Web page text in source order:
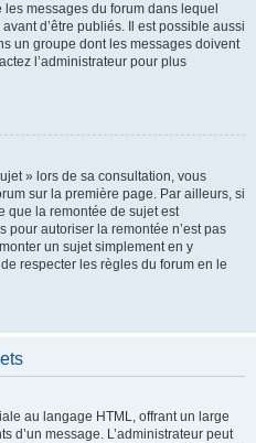
messages du forum dans lequel
d’être publiés. Il est possible aussi
un groupe dont les messages doivent
l’administrateur pour plus
» lors de sa consultation, vous
sur la première page. Par ailleurs, si
que la remontée de sujet est
pour autoriser la remontée n’est pas
un sujet simplement en y
respecter les règles du forum en le
au langage HTML, offrant un large
d’un message. L’administrateur peut